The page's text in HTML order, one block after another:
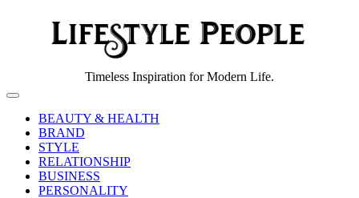
People
Timeless Inspiration for Modern Life.
Off
CanvasBEAUTY & HEALTH
BRAND
STYLE
RELATIONSHIP
BUSINESS
PERSONALITY